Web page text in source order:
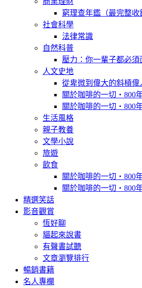
窮理查年鑑（最完整
社會科學
法律常識
自然科普
壓力：你一輩子都必須
人文史地
從卑微到偉大的斜槓偉
關於咖啡的一切‧800
關於咖啡的一切‧800
生活風格
親子教養
文學小說
旅遊
飲食
關於咖啡的一切‧800
關於咖啡的一切‧800
精選笑話
影音觀賞
恆好聊
貓起來說書
有聲書試聽
文章瀏覽排行
暢銷書籍
名人專欄